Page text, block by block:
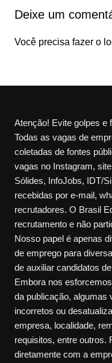
Deixe um
Você precisa fazer o
Atenção! Evite golpes e
Todas as vagas de
coletadas de fontes
vagas no Instagram,
Sólides, InfoJobs, IDT/
recebidas por e-mail,
recrutadores. O Brasil
recrutamento e não
Nosso papel é apenas
de emprego para
de auxiliar candidatos
Embora nos
da publicação, algumas
incorretos ou
empresa, localidade,
requisitos, entre outros.
diretamente com a